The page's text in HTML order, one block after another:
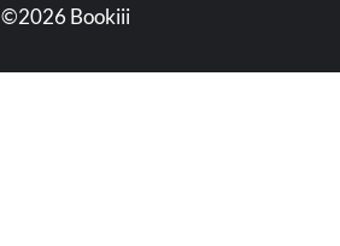
Bookiii